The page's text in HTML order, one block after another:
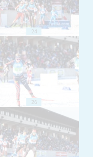
24
26